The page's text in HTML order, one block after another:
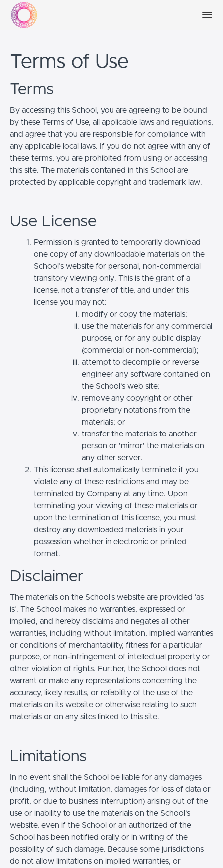
Terms of Use
Terms
By accessing this School, you are agreeing to be bound
by these Terms of Use, all applicable laws and regulations,
and agree that you are responsible for compliance with
any applicable local laws. If you do not agree with any of
these terms, you are prohibited from using or accessing
this site. The materials contained in this School are
protected by applicable copyright and trademark law.
Use License
Permission is granted to temporarily download
one copy of any downloadable materials on the
School’s website for personal, non-commercial
transitory viewing only. This is the grant of a
license, not a transfer of title, and under this
license you may not:
modify or copy the materials;
use the materials for any commercial
purpose, or for any public display
(commercial or non-commercial);
attempt to decompile or reverse
engineer any software contained on
the School’s web site;
remove any copyright or other
proprietary notations from the
materials; or
transfer the materials to another
person or 'mirror' the materials on
any other server.
This license shall automatically terminate if you
violate any of these restrictions and may be
terminated by Company at any time. Upon
terminating your viewing of these materials or
upon the termination of this license, you must
destroy any downloaded materials in your
possession whether in electronic or printed
format.
Disclaimer
The materials on the School’s website are provided 'as
is'. The School makes no warranties, expressed or
implied, and hereby disclaims and negates all other
warranties, including without limitation, implied warranties
or conditions of merchantability, fitness for a particular
purpose, or non-infringement of intellectual property or
other violation of rights. Further, the School does not
warrant or make any representations concerning the
accuracy, likely results, or reliability of the use of the
materials on its website or otherwise relating to such
materials or on any sites linked to this site.
Limitations
In no event shall the School be liable for any damages
(including, without limitation, damages for loss of data or
profit, or due to business interruption) arising out of the
use or inability to use the materials on the School’s
website, even if the School or an authorized of the
School has been notified orally or in writing of the
possibility of such damage. Because some jurisdictions
do not allow limitations on implied warranties, or